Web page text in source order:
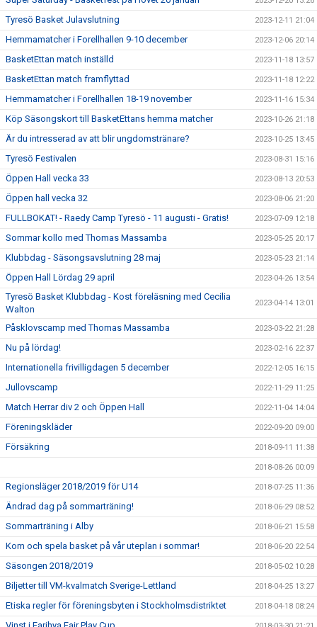
Tyresö Basket Julavslutning 2023-12-11 21:04
Hemmamatcher i Forellhallen 9-10 december 2023-12-06 20:14
BasketEttan match inställd 2023-11-18 13:57
BasketEttan match framflyttad 2023-11-18 12:22
Hemmamatcher i Forellhallen 18-19 november 2023-11-16 15:34
Köp Säsongskort till BasketEttans hemma matcher 2023-10-26 21:18
Är du intresserad av att blir ungdomstränare? 2023-10-25 13:45
Tyresö Festivalen 2023-08-31 15:16
Öppen Hall vecka 33 2023-08-13 20:53
Öppen hall vecka 32 2023-08-06 21:20
FULLBOKAT! - Raedy Camp Tyresö - 11 augusti - Gratis! 2023-07-09 12:18
Sommar kollo med Thomas Massamba 2023-05-25 20:17
Klubbdag - Säsongsavslutning 28 maj 2023-05-23 21:14
Öppen Hall Lördag 29 april 2023-04-26 13:54
Tyresö Basket Klubbdag - Kost föreläsning med Cecilia
Walton
2023-04-14 13:01
Påsklovscamp med Thomas Massamba 2023-03-22 21:28
Nu på lördag! 2023-02-16 22:37
Internationella frivilligdagen 5 december 2022-12-05 16:15
Jullovscamp 2022-11-29 11:25
Match Herrar div 2 och Öppen Hall 2022-11-04 14:04
Föreningskläder 2022-09-20 09:00
Försäkring 2018-09-11 11:38
2018-08-26 00:09
Regionsläger 2018/2019 för U14 2018-07-25 11:36
Ändrad dag på sommarträning! 2018-06-29 08:52
Sommarträning i Alby 2018-06-21 15:58
Kom och spela basket på vår uteplan i sommar! 2018-06-20 22:54
Säsongen 2018/2019 2018-05-02 10:28
Biljetter till VM-kvalmatch Sverige-Lettland 2018-04-25 13:27
Etiska regler för föreningsbyten i Stockholmsdistriktet 2018-04-18 08:24